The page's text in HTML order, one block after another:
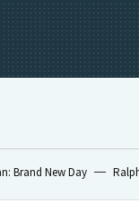
Brand New Day